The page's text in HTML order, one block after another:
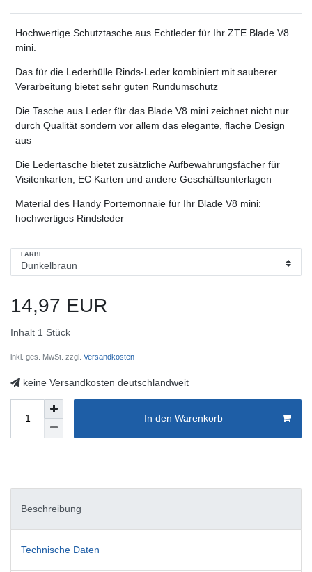
Hochwertige Schutztasche aus Echtleder für Ihr ZTE Blade V8
mini.
Das für die Lederhülle Rinds-Leder kombiniert mit sauberer
Verarbeitung bietet sehr guten Rundumschutz
Die Tasche aus Leder für das Blade V8 mini zeichnet nicht nur
durch Qualität sondern vor allem das elegante, flache Design
aus
Die Ledertasche bietet zusätzliche Aufbewahrungsfächer für
Visitenkarten, EC Karten und andere Geschäftsunterlagen
Material des Handy Portemonnaie für Ihr Blade V8 mini:
hochwertiges Rindsleder
FARBE
14,97 EUR
Inhalt 1 Stück
inkl. ges. MwSt. zzgl. Versandkosten
keine Versandkosten deutschlandweit
In den Warenkorb
Beschreibung
Technische Daten